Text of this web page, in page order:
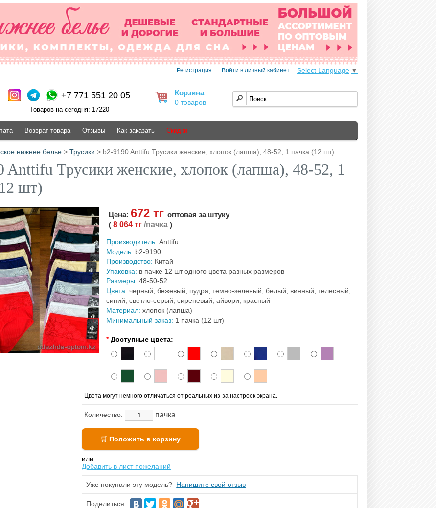
Регистрация Войти в личный кабинет Select Language ▼
+7 771 551 20 05
Товаров на сегодня: 17220
Корзина
0 товаров
Возврат товара Отзывы Как заказать Скидки
нижнее белье >Трусики > b2-9190 Anttifu Трусики женские, хлопок (лапша), 48-52, 1 пачка (12 шт)
Anttifu Трусики женские, хлопок (лапша), 48-52, 1
шт)
Цена:672 тгоптовая за штуку
(8 064 тг/пачка)
Производитель: Anttifu
Модель: b2-9190
Производство: Китай
Упаковка: в пачке 12 шт одного цвета разных размеров
Размеры: 48-50-52
Цвета: черный, бежевый, пудра, темно-зеленый, белый, винный, телесный,
синий, светло-серый, сиреневый, айвори, красный
Материал: хлопок (лапша)
Минимальный заказ: 1 пачка (12 шт)
* Доступные цвета:
Цвета могут немного отличаться от реальных из-за настроек экрана.
Количество: пачка
или
Добавить в лист пожеланий
Уже покупали эту модель? Напишите свой отзыв
Поделиться: